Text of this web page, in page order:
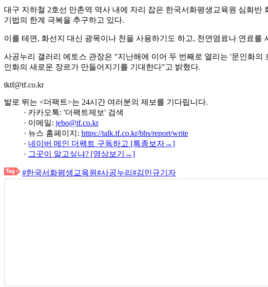
대구 지하철 2호선 만촌역 역사 내에 자리 잡은 한국서화평생교육원 심화
기법의 한계 극복을 추구하고 있다.
이를 테면, 화선지 대신 광목이나 천을 사용하기도 하고, 천연염료나 연료
사공누리 갤러리 에토스 관장은 "지난해에 이어 두 번째로 열리는 '문인화
인화의 새로운 장르가 만들어지기를 기대한다"고 밝혔다.
tktf@tf.co.kr
발로 뛰는 <더팩트>는 24시간 여러분의 제보를 기다립니다.
· 카카오톡: '더팩트제보' 검색
· 이메일: jebo@tf.co.kr
· 뉴스 홈페이지: https://talk.tf.co.kr/bbs/report/write
· 네이버 메인 더팩트 구독하고 [특종보자→]
· 그곳이 알고싶냐? [영상보기→]
#한국서화평생교육원#사공누리 #김민규기자